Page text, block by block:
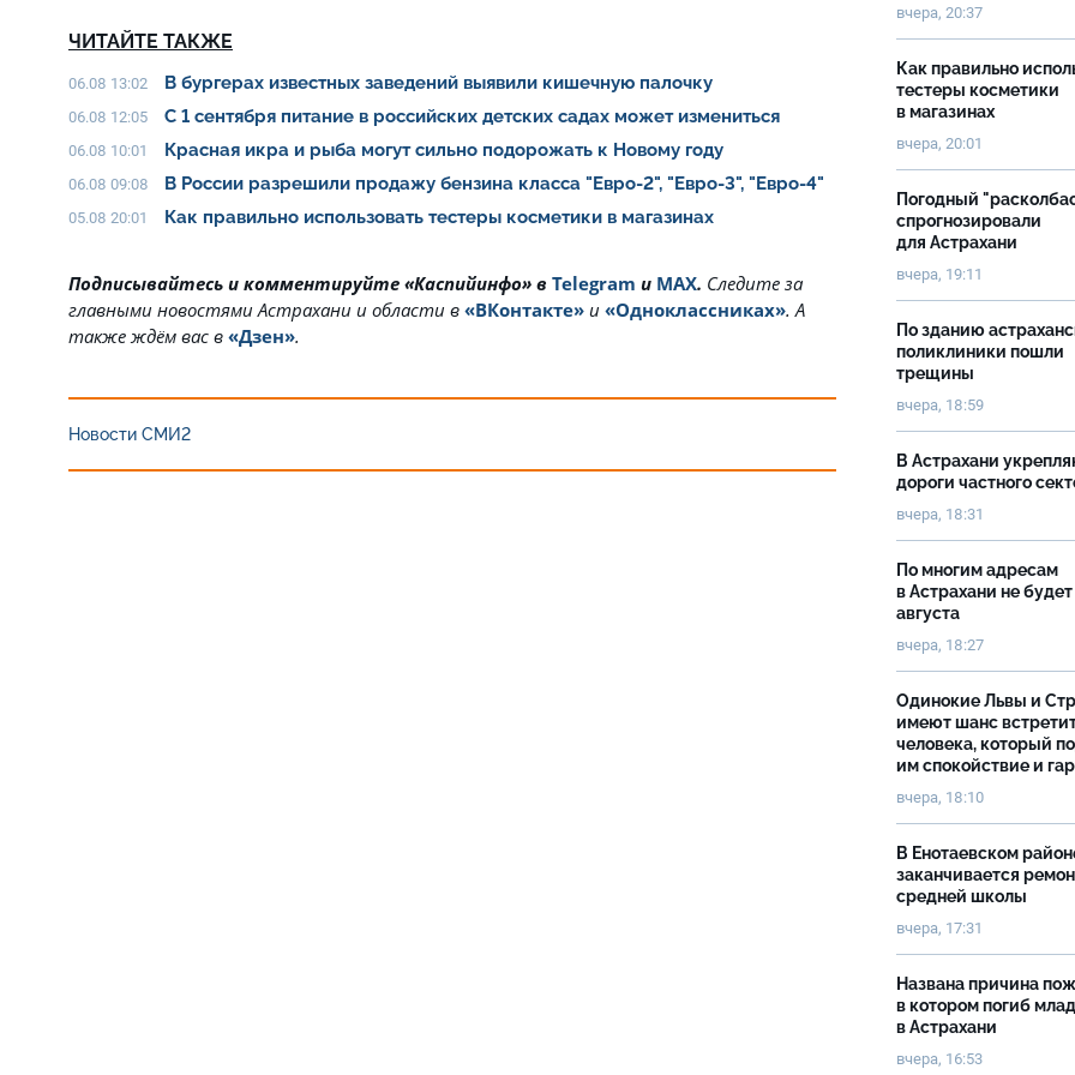
ЧИТАЙТЕ ТАКЖЕ
06.08 13:02 В бургерах известных заведений выявили кишечную палочку
06.08 12:05 С 1 сентября питание в российских детских садах может измениться
06.08 10:01 Красная икра и рыба могут сильно подорожать к Новому году
06.08 09:08 В России разрешили продажу бензина класса "Евро-2", "Евро-3", "Евро-4"
05.08 20:01 Как правильно использовать тестеры косметики в магазинах
Подписывайтесь и комментируйте «Каспийинфо» в Telegram и MAX. Cледите за
главными новостями Астрахани и области в «ВКонтакте» и «Одноклассниках». А
также ждём вас в «Дзен».
Новости СМИ2
вчера, 20:37
Как правильно
тестеры косметики
в магазинах
вчера, 20:01
Погодный
спрогнозировали
для Астрахани
вчера, 19:11
По зданию
поликлиники пошли
трещины
вчера, 18:59
В Астрахани
дороги частного
вчера, 18:31
По многим адресам
в Астрахани не будет
августа
вчера, 18:27
Одинокие Львы и
имеют шанс
человека, который
им спокойствие и
вчера, 18:10
В Енотаевском
заканчивается
средней школы
вчера, 17:31
Названа причина
в котором погиб
в Астрахани
вчера, 16:53